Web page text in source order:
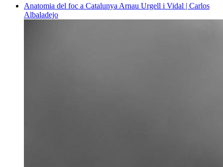
Anatomia del foc a Catalunya Arnau Urgell i Vidal | Carlos
Albaladejo